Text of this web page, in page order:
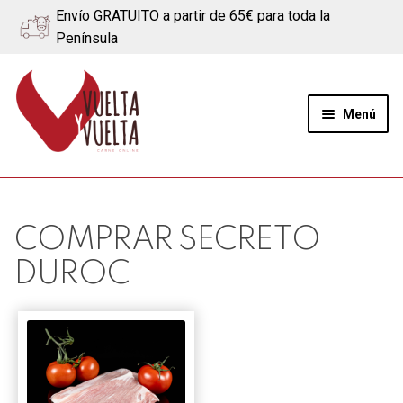
Envío GRATUITO a partir de 65€ para toda la
Península
Ir
a
navegación
Ir
al
contenido
Menú
Quiénes somos
Ternera
Cerdo
Quesos
COMPRAR SECRETO
DUROC